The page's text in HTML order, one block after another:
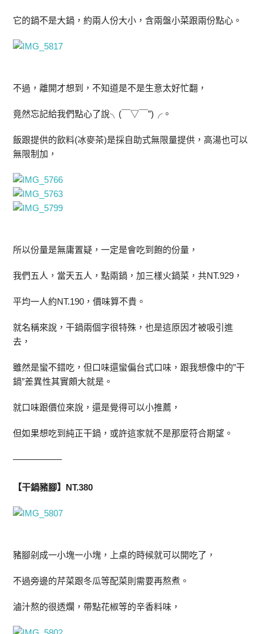
它的鍋不是大鍋，約兩人份大小，含兩盤小菜跟兩份點心。
不過，離開才想到，不知道是不是生意太好忙翻，
竟然忘記給我們點心了說╮(￣▽￣”)╭。
飯跟提供的飲料(冰麥茶)是採自助式無限量提供，高湯也可以
無限制加，
所以份量是無庸置疑，一定是會吃到飽的份量，
我們五人，當天五人，點兩鍋，加三樣火鍋菜，共NT.929，
平均一人約NT.190，價味算不貴。
就名稱來說，干鍋兩個字很特殊，也是這原因才被吸引進
去，
雖然是蠻不錯吃，但口味還蠻偏台式口味，跟我想像中的”干
鍋”差異性其實頗大就是。
就口味跟價位來說，還是覺得可以小推薦，
但如果想吃到純正干鍋，或許這家就不是那麼符合期望。
—————–
【干鍋豬腳】NT.380
豬腳剁成一小塊一小塊，上桌的時候就可以開吃了，
不過旁邊的芹菜跟冬瓜等配菜則需要再熬煮。
滷汁熬的很透爛，帶點花椒等的辛香料味，